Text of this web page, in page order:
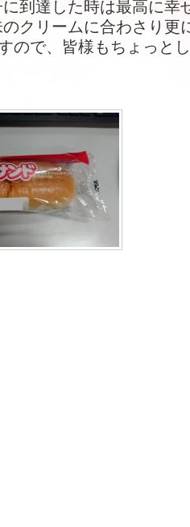
到達した時は最高に幸
クリームに合わさり更
ので、皆様もちょっと